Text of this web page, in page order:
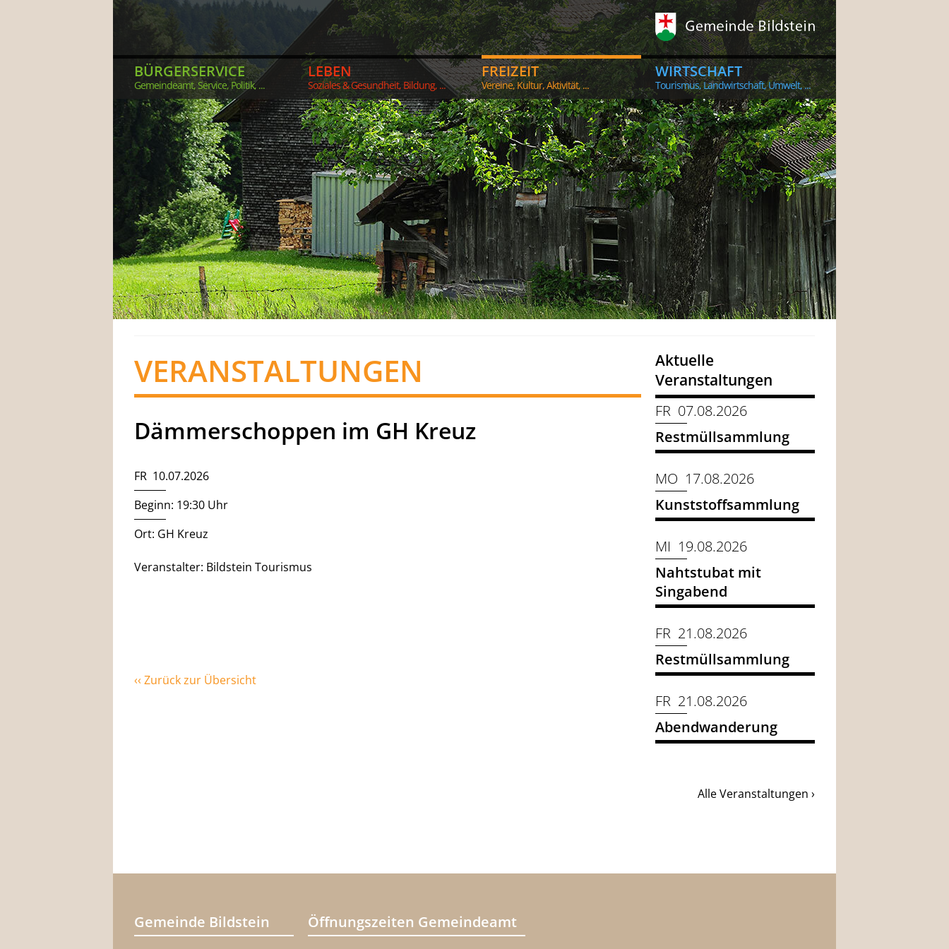
BÜRGERSERVICE
Gemeindeamt, Service, Politik, ...
LEBEN
Soziales & Gesundheit, Bildung, ...
FREIZEIT
Vereine, Kultur, Aktivität, ...
WIRTSCHAFT
Tourismus, Landwirtschaft, Umwelt, ...
VERANSTALTUNGEN
Dämmerschoppen im GH Kreuz
FR 10.07.2026
Beginn: 19:30 Uhr
Ort: GH Kreuz
Veranstalter: Bildstein Tourismus
‹‹ Zurück zur Übersicht
Aktuelle
Veranstaltungen
FR 07.08.2026
Restmüllsammlung
MO 17.08.2026
Kunststoffsammlung
MI 19.08.2026
Nahtstubat mit
Singabend
FR 21.08.2026
Restmüllsammlung
FR 21.08.2026
Abendwanderung
Alle Veranstaltungen ›
Gemeinde Bildstein Öffnungszeiten Gemeindeamt